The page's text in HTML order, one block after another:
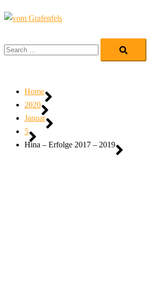
Zum
Inhalt
Search…
Home
2020
Januar
5
Hina – Erfolge 2017 – 2019